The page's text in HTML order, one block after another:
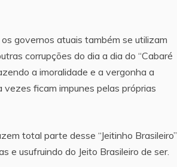
governos atuais também se utilizam
corrupções do dia a dia do “Cabaré
a imoralidade e a vergonha a
ficam impunes pelas próprias
total parte desse “Jeitinho Brasileiro”
e usufruindo do Jeito Brasileiro de ser.